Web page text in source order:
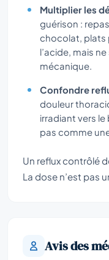
Multiplier les
guérison :
chocolat, plats
l’acide, mais
mécanique.
Confondre
douleur
irradiant vers le
pas comme
Un reflux contrôlé
La dose n’est pas
Avis des